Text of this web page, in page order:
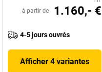
à partir de 1.160,- €
4-5 jours ouvrés
Afficher 4 variantes